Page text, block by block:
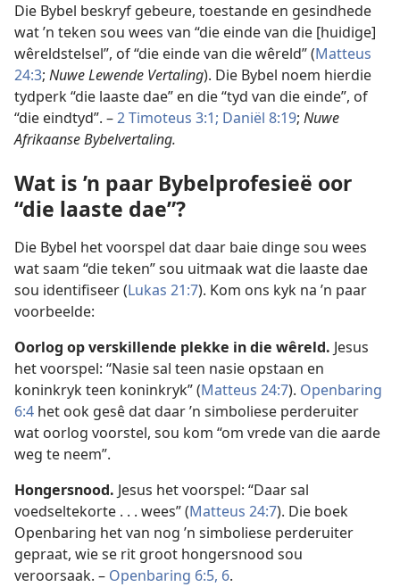
Die Bybel beskryf gebeure, toestande en gesindhede
wat ’n teken sou wees van “die einde van die [huidige]
wêreldstelsel”, of “die einde van die wêreld” (Matteus
24:3; Nuwe Lewende Vertaling). Die Bybel noem hierdie
tydperk “die laaste dae” en die “tyd van die einde”, of
“die eindtyd”. –2 Timoteus 3:1; Daniël 8:19; Nuwe
Afrikaanse Bybelvertaling.
Wat is ’n paar Bybelprofesieë oor
“die laaste dae”?
Die Bybel het voorspel dat daar baie dinge sou wees
wat saam “die teken” sou uitmaak wat die laaste dae
sou identifiseer (Lukas 21:7). Kom ons kyk na ’n paar
voorbeelde:
Oorlog op verskillende plekke in die wêreld. Jesus
het voorspel: “Nasie sal teen nasie opstaan en
koninkryk teen koninkryk” (Matteus 24:7). Openbaring
6:4 het ook gesê dat daar ’n simboliese perderuiter
wat oorlog voorstel, sou kom “om vrede van die aarde
weg te neem”.
Hongersnood. Jesus het voorspel: “Daar sal
voedseltekorte . . . wees” (Matteus 24:7). Die boek
Openbaring het van nog ’n simboliese perderuiter
gepraat, wie se rit groot hongersnood sou
veroorsaak. – Openbaring 6:5, 6.